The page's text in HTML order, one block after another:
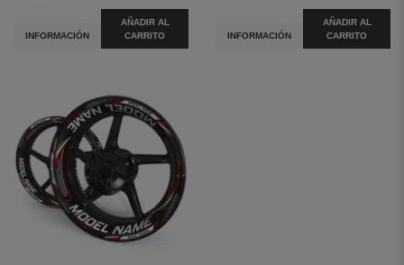
INFORMACIÓN
AÑADIR AL
CARRITO
INFORMACIÓN
AÑADIR AL
CARRITO